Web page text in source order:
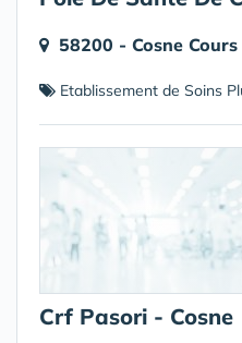
58200 - Cosne
Etablissement de Soins
Crf Pasori - Cosne